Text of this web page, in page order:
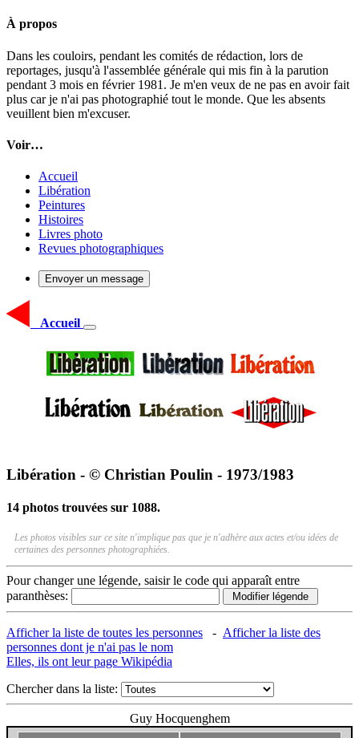
À propos
Dans les couloirs, pendant les comités de rédaction, lors de
reportages, jusqu'à l'assemblée générale qui mis fin à la parution
pendant 3 mois en février 1981. Je m'en veux de ne pas en avoir fait
plus car je n'ai pas photographié tout le monde. Que les absents
veuillent bien m'excuser.
Voir…
Accueil
Libération
Peintures
Histoires
Livres photo
Revues photographiques
Envoyer un message
Accueil
Libération - © Christian Poulin - 1973/1983
14 photos trouvées sur 1088.
Les photos visibles sur ce site n'implique pas que je n'adhère aux actes et/ou idées de
certaines des personnes photographiées.
Pour changer une légende, saisir le code qui apparaît entre
paranthèses:
Afficher la liste de toutes les personnes - Afficher la liste des
personnes dont je n'ai pas le nom
Elles, ils ont leur page Wikipédia
Chercher dans la liste:
Guy Hocquenghem